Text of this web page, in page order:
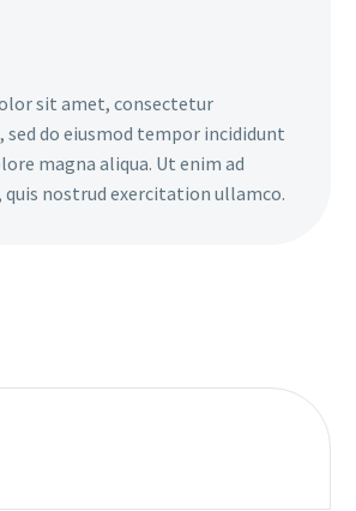
sit amet, consectetur
do eiusmod tempor incididunt
magna aliqua. Ut enim ad
quis nostrud exercitation ullamco.